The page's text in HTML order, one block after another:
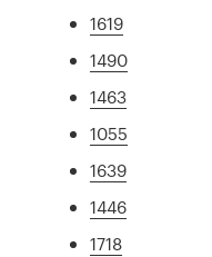
1619
1490
1463
1055
1639
1446
1718